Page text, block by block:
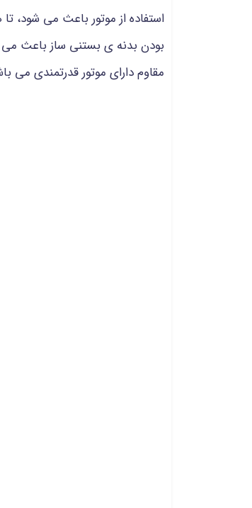
استفاده از موتور باعث می شود،
بودن بدنه ی بستنی ساز باعث
مقاوم دارای موتور قدرتمندی می